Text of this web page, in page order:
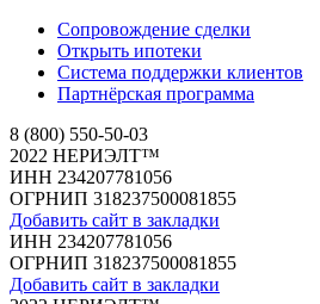
Сопровождение сделки
Открыть ипотеки
Система поддержки клиентов
Партнёрская программа
8 (800) 550-50-03
2022 НЕРИЭЛТ™
ИНН 234207781056
ОГРНИП 318237500081855
Добавить сайт в закладки
ИНН 234207781056
ОГРНИП 318237500081855
Добавить сайт в закладки